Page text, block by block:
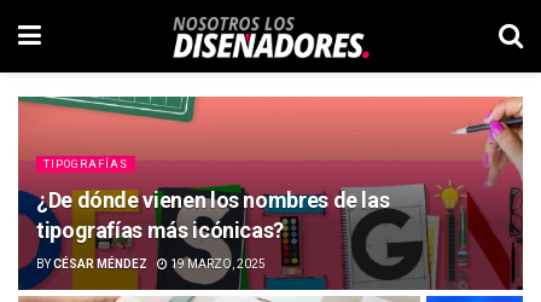
TIPOGRAFÍAS
¿De dónde vienen los nombres de las
tipografías más icónicas?
BYCÉSAR MÉNDEZ 19 MARZO, 2025